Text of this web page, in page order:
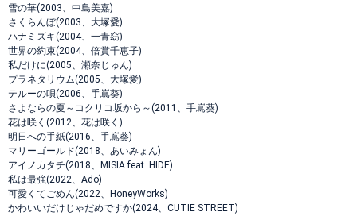
雪の華(2003、中島美嘉)
さくらんぼ(2003、大塚愛)
ハナミズキ(2004、一青窈)
世界の約束(2004、倍賞千恵子)
私だけに(2005、瀬奈じゅん)
プラネタリウム(2005、大塚愛)
テルーの唄(2006、手嶌葵)
さよならの夏～コクリコ坂から～(2011、手嶌葵)
花は咲く(2012、花は咲く)
明日への手紙(2016、手嶌葵)
マリーゴールド(2018、あいみょん)
アイノカタチ(2018、MISIA feat. HIDE)
私は最強(2022、Ado)
可愛くてごめん(2022、HoneyWorks)
かわいいだけじゃだめですか(2024、CUTIE STREET)